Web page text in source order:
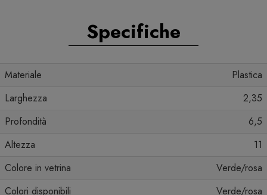
Specifiche
Materiale
Plastica
Larghezza
2,35
Profondità
6,5
Altezza
11
Colore in vetrina
Verde/rosa
Colori disponibili
Verde/rosa